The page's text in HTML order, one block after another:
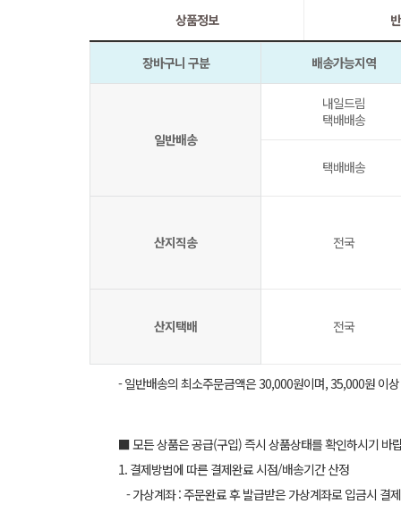
상품정보
장바구니 구분 배송가능지역
일반배송
내일드림
택배배송
택배배송
산지직송 전국
산지택배 전국
- 일반배송의 최소주문금액은 30,000원이며, 35,000원 이
■ 모든 상품은 공급(구입) 즉시 상품상태를 확인하시기 바
1. 결제방법에 따른 결제완료 시점/배송기간 산정
- 가상계좌 : 주문완료 후 발급받은 가상계좌로 입금시